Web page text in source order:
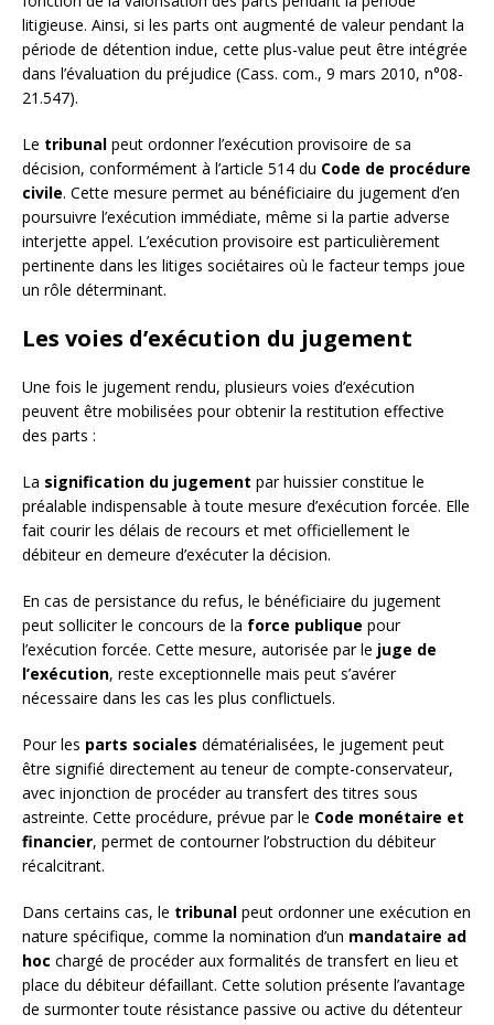
litigieuse. Ainsi, si les parts ont augmenté de valeur pendant la
période de détention indue, cette plus-value peut être intégrée
dans l’évaluation du préjudice (Cass. com., 9 mars 2010, n°08-
21.547).
Le tribunal peut ordonner l’exécution provisoire de sa
décision, conformément à l’article 514 du Code de procédure
civile. Cette mesure permet au bénéficiaire du jugement d’en
poursuivre l’exécution immédiate, même si la partie adverse
interjette appel. L’exécution provisoire est particulièrement
pertinente dans les litiges sociétaires où le facteur temps joue
un rôle déterminant.
Les voies d’exécution du jugement
Une fois le jugement rendu, plusieurs voies d’exécution
peuvent être mobilisées pour obtenir la restitution effective
des parts :
La signification du jugement par huissier constitue le
préalable indispensable à toute mesure d’exécution forcée. Elle
fait courir les délais de recours et met officiellement le
débiteur en demeure d’exécuter la décision.
En cas de persistance du refus, le bénéficiaire du jugement
peut solliciter le concours de la force publique pour
l’exécution forcée. Cette mesure, autorisée par le juge de
l’exécution, reste exceptionnelle mais peut s’avérer
nécessaire dans les cas les plus conflictuels.
Pour les parts sociales dématérialisées, le jugement peut
être signifié directement au teneur de compte-conservateur,
avec injonction de procéder au transfert des titres sous
astreinte. Cette procédure, prévue par le Code monétaire et
financier, permet de contourner l’obstruction du débiteur
récalcitrant.
Dans certains cas, le tribunal peut ordonner une exécution en
nature spécifique, comme la nomination d’un mandataire ad
hoc chargé de procéder aux formalités de transfert en lieu et
place du débiteur défaillant. Cette solution présente l’avantage
de surmonter toute résistance passive ou active du détenteur